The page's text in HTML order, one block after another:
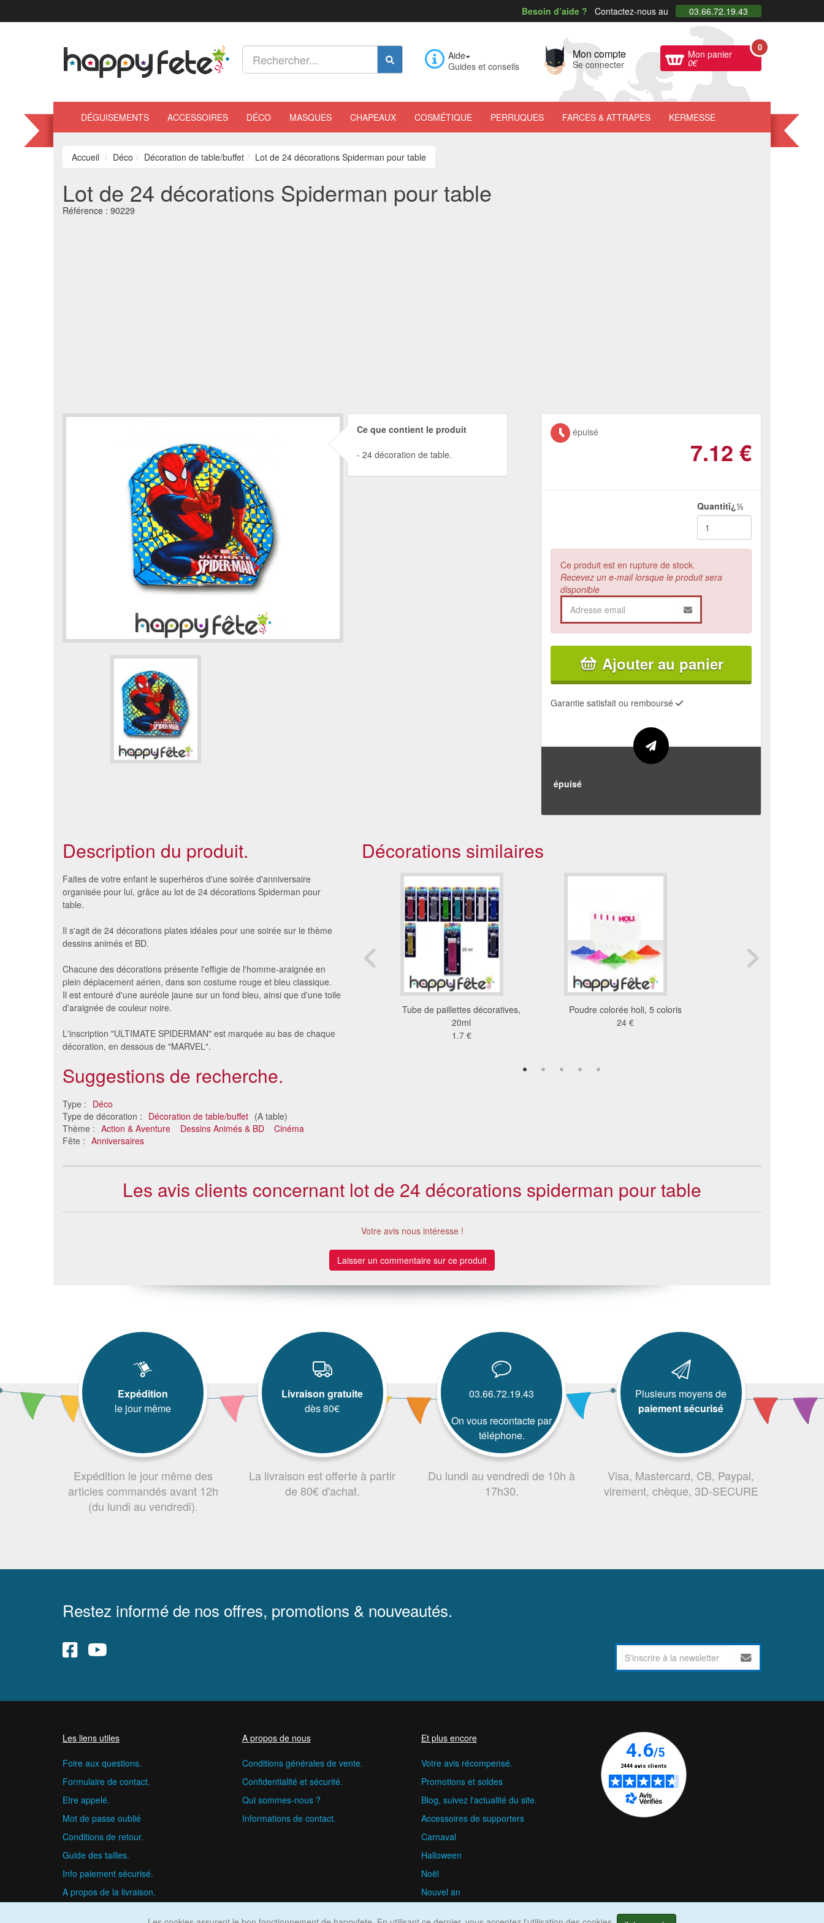
Besoin d’aide ? Contactez-nous au 03.66.72.19.43
Aide
Guides et conseils
Mon compte
Se connecter
Mon panier
0€
0
DÉGUISEMENTS ACCESSOIRES DÉCO MASQUES CHAPEAUX COSMÉTIQUE PERRUQUES FARCES & ATTRAPES KERMESSE
Accueil Déco Décoration de table/buffet Lot de 24 décorations Spiderman pour table
Lot de 24 décorations Spiderman pour table
Référence : 90229
Ce que contient le produit
24 décoration de table.
épuisé
7.12 €
Quantitï¿½
Ce produit est en rupture de stock.
Recevez un e-mail lorsque le produit sera
disponible
Ajouter au panier
Garantie satisfait ou remboursé
épuisé
Description du produit.
Faites de votre enfant le superhéros d'une soirée d'anniversaire
organisée pour lui, grâce au lot de 24 décorations Spiderman pour
table.
Il s'agit de 24 décorations plates idéales pour une soirée sur le thème
dessins animés et BD.
Chacune des décorations présente l'effigie de l'homme-araignée en
plein déplacement aérien, dans son costume rouge et bleu classique.
Il est entouré d'une auréole jaune sur un fond bleu, ainsi que d'une toile
d'araignée de couleur noire.
L'inscription "ULTIMATE SPIDERMAN" est marquée au bas de chaque
décoration, en dessous de "MARVEL".
Suggestions de recherche.
Type : Déco
Type de décoration : Décoration de table/buffet (A table)
Thème : Action & Aventure Dessins Animés & BD
Cinéma
Fête : Anniversaires
Décorations similaires
150 confettis de table drapeau
2.82 €
2.33 €
Tube de paillettes décoratives,
20ml
1.7 €
Poudre colorée holi, 5 coloris
24 €
Les avis clients concernant lot de 24 décorations spiderman pour table
Votre avis nous intéresse !
Laisser un commentaire sur ce produit
Expédition
le jour même
Expédition le jour même des
articles commandés avant 12h
(du lundi au vendredi).
Livraison gratuite
dès 80€
La livraison est offerte à partir
de 80€ d'achat.
03.66.72.19.43
On vous recontacte par
téléphone.
Du lundi au vendredi de 10h à
17h30.
Plusieurs moyens de
paiement sécurisé
Visa, Mastercard, CB, Paypal,
virement, chèque, 3D-SECURE
Restez informé de nos offres, promotions & nouveautés.
Les liens utiles
Foire aux questions.
Formulaire de contact.
Etre appelé.
Mot de passe oublié
Conditions de retour.
Guide des tailles.
Info paiement sécurisé.
A propos de la livraison.
A propos de nous
Conditions générales de vente.
Confidentialité et sécurité.
Qui sommes-nous ?
Informations de contact.
Et plus encore
Votre avis récompensé.
Promotions et soldes
Blog, suivez l'actualité du site.
Accessoires de supporters
Carnaval
Halloween
Noël
Nouvel an